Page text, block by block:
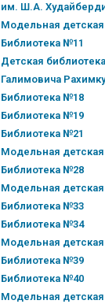
им. Ш.А.
Модельная
Библиотека №11
Детская
Галимовича
Библиотека №18
Библиотека №19
Библиотека №21
Модельная
Библиотека №28
Модельная
Библиотека №33
Библиотека №34
Модельная
Библиотека №39
Библиотека №40
Модельная